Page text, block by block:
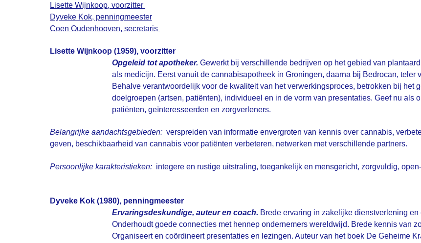
Lisette Wijnkoop, voorzitter
Dyveke Kok, penningmeester
Coen Oudenhooven, secretaris
Lisette Wijnkoop (1959), voorzitter
Opgeleid tot apotheker. Gewerkt bij verschillende bedrijven op het gebied van
als medicijn. Eerst vanuit de cannabisapotheek in Groningen, daarna bij Bedrocan,
Behalve verantwoordelijk voor de kwaliteit van het verwerkingsproces, betrokken bij het
doelgroepen (artsen, patiënten), individueel en in de vorm van presentaties. Geef nu als
patiënten, geïnteresseerden en zorgverleners.
Belangrijke aandachtsgebieden: verspreiden van informatie envergroten van kennis over cannabis,
geven, beschikbaarheid van cannabis voor patiënten verbeteren, netwerken met verschillende partners.
Persoonlijke karakteristieken: integere en rustige uitstraling, toegankelijk en mensgericht, zorgvuldig,
Dyveke Kok (1980), penningmeester
Ervaringsdeskundige, auteur en coach. Brede ervaring in zakelijke dienstverlening
Onderhoudt goede connecties met hennep ondernemers wereldwijd. Brede kennis van
Organiseert en coördineert presentaties en lezingen. Auteur van het boek De Geheime